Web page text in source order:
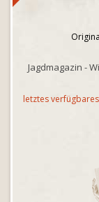
Jagdmagazin -
letztes